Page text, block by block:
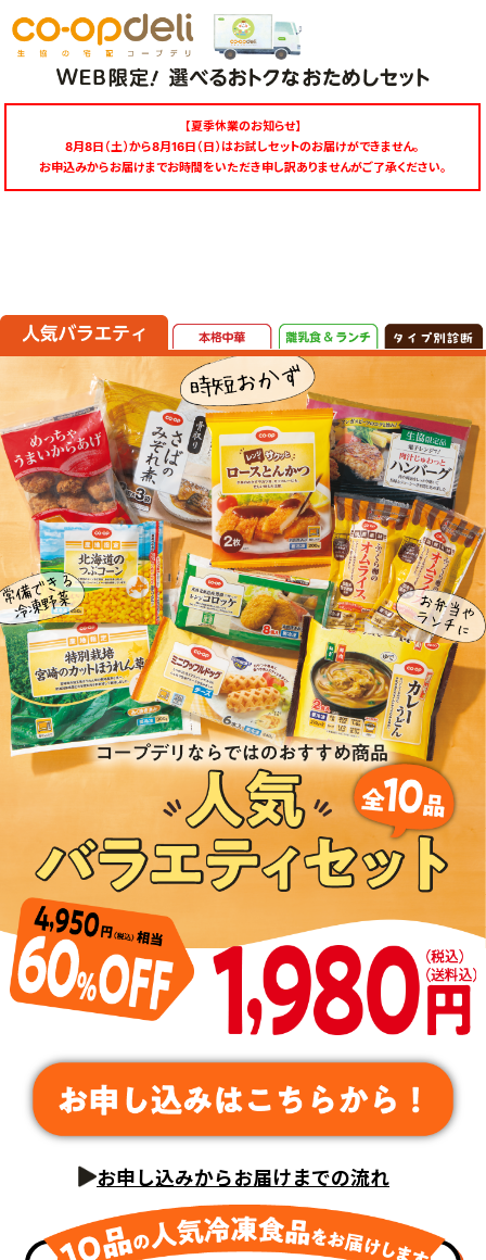
【夏季休業のお知らせ】
8月8日（土）から8月16日（日）はお試しセットのお届けができません。
お申込みからお届けまでお時間をいただき申し訳ありませんがご了承ください。
お申し込みからお届けまでの流れ